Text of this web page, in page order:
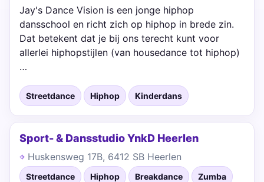
Jay's Dance Vision is een jonge hiphop
dansschool en richt zich op hiphop in brede zin.
Dat betekent dat je bij ons terecht kunt voor
allerlei hiphopstijlen (van housedance tot hiphop)
…
Streetdance Hiphop Kinderdans
Sport- & Dansstudio YnkD Heerlen
Huskensweg 17B, 6412 SB Heerlen
Streetdance Hiphop Breakdance Zumba